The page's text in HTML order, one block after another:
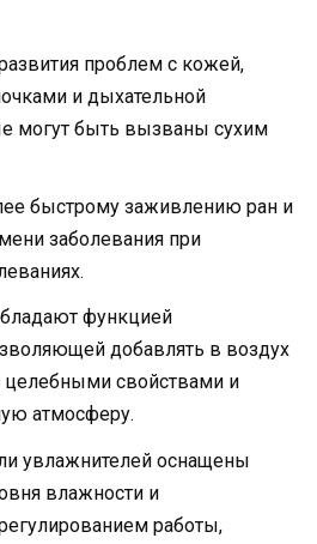
проблем с кожей,
и дыхательной
могут быть вызваны сухим
быстрому заживлению ран и
заболевания при
функцией
добавлять в воздух
свойствами и
атмосферу.
увлажнителей оснащены
влажности и
работы,